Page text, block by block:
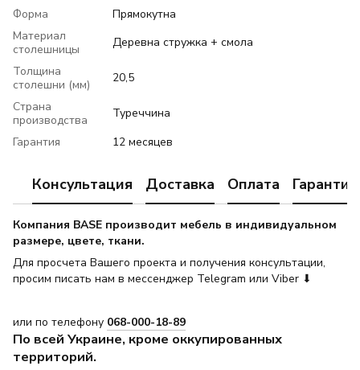
Форма
Прямокутна
Материал
столешницы
Деревна стружка + смола
Толщина
столешни (мм)
20,5
Страна
производства
Туреччина
Гарантия
12 месяцев
Консультация Доставка Оплата Гарантия
Компания BASE производит мебель в индивидуальном
размере, цвете, ткани.
Для просчета Вашего проекта и получения консультации,
просим писать нам в мессенджер Telegram или Viber ⬇
или по телефону 068-000-18-89
По всей Украине, кроме оккупированных
территорий.